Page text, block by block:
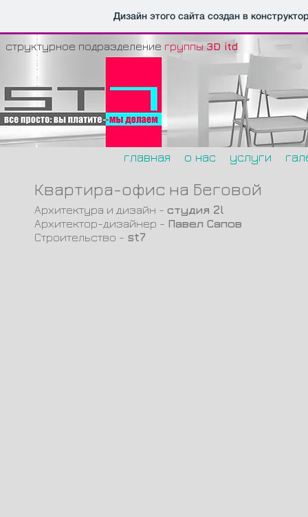
Дизайн этого сайта создан в
главная о нас услуги
структурное подразделение группы3D itd
Квартира-офис на Беговой
Архитектура и дизайн - студия 2l
Архитектор-дизайнер - Павел Сапов
Строительство - st7